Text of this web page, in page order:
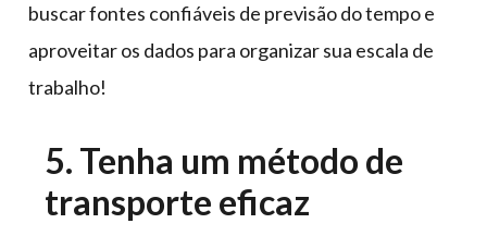
buscar fontes confiáveis de previsão do tempo e
aproveitar os dados para organizar sua escala de
trabalho!
5. Tenha um método de
transporte eficaz